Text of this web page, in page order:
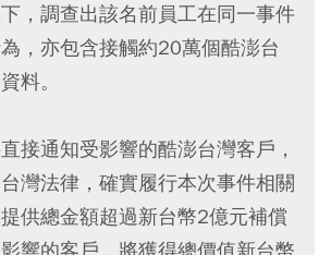
，調查出該名前員工在同一事件
，亦包含接觸約20萬個酷澎台
料。
接通知受影響的酷澎台灣客戶，
灣法律，確實履行本次事件相關
供總金額超過新台幣2億元補償